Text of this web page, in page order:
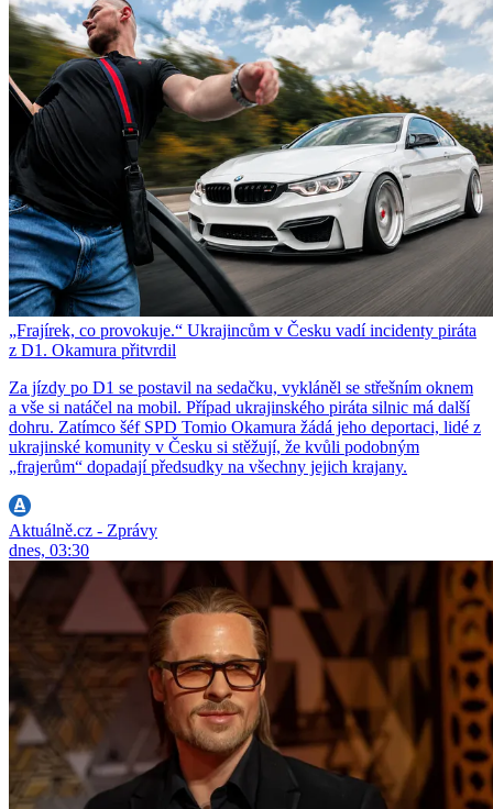
„Frajírek, co provokuje.“ Ukrajincům v Česku vadí incidenty piráta
z D1. Okamura přitvrdil
Za jízdy po D1 se postavil na sedačku, vykláněl se střešním oknem
a vše si natáčel na mobil. Případ ukrajinského piráta silnic má další
dohru. Zatímco šéf SPD Tomio Okamura žádá jeho deportaci, lidé z
ukrajinské komunity v Česku si stěžují, že kvůli podobným
„frajerům“ dopadají předsudky na všechny jejich krajany.
Aktuálně.cz - Zprávy
dnes, 03:30